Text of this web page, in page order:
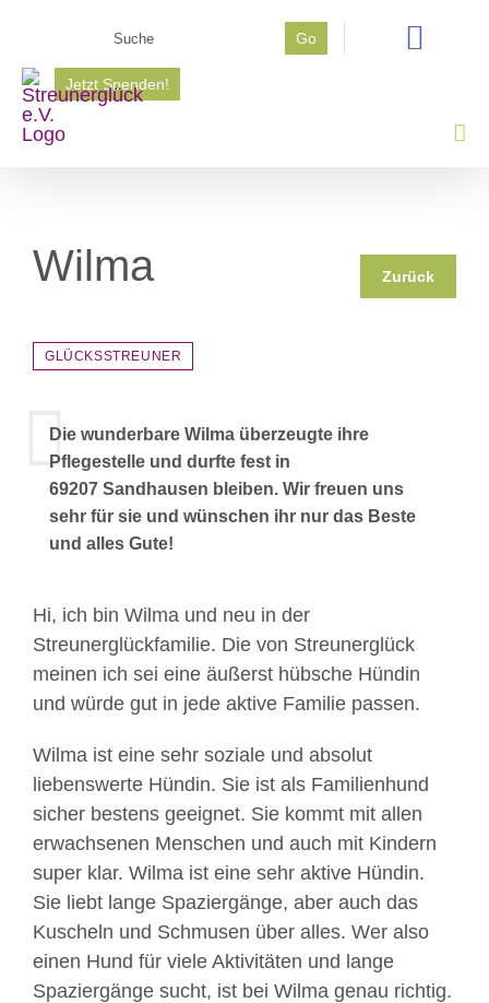
springen
Go
Jetzt Spenden!
Wilma Zurück
GLÜCKSSTREUNER
Die wunderbare Wilma überzeugte ihre
Pflegestelle und durfte fest in
69207 Sandhausen bleiben. Wir freuen uns
sehr für sie und wünschen ihr nur das Beste
und alles Gute!
Hi, ich bin Wilma und neu in der
Streunerglückfamilie. Die von Streunerglück
meinen ich sei eine äußerst hübsche Hündin
und würde gut in jede aktive Familie passen.
Wilma ist eine sehr soziale und absolut
liebenswerte Hündin. Sie ist als Familienhund
sicher bestens geeignet. Sie kommt mit allen
erwachsenen Menschen und auch mit Kindern
super klar. Wilma ist eine sehr aktive Hündin.
Sie liebt lange Spaziergänge, aber auch das
Kuscheln und Schmusen über alles. Wer also
einen Hund für viele Aktivitäten und lange
Spaziergänge sucht, ist bei Wilma genau richtig.